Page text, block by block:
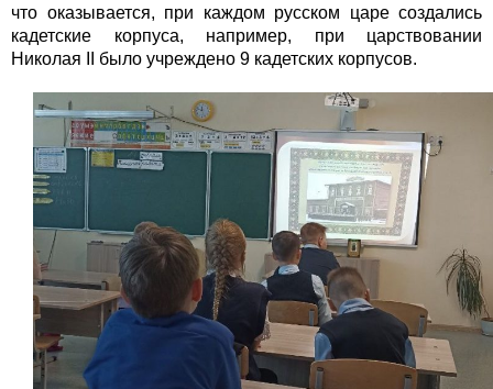
что оказывается, при каждом русском царе создались
кадетские корпуса, например, при царствовании
Николая II было учреждено 9 кадетских корпусов.